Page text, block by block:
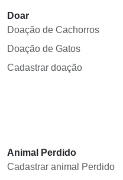
Doar
Doação de Cachorros
Doação de Gatos
Cadastrar doação
Animal Perdido
Cadastrar animal Perdido